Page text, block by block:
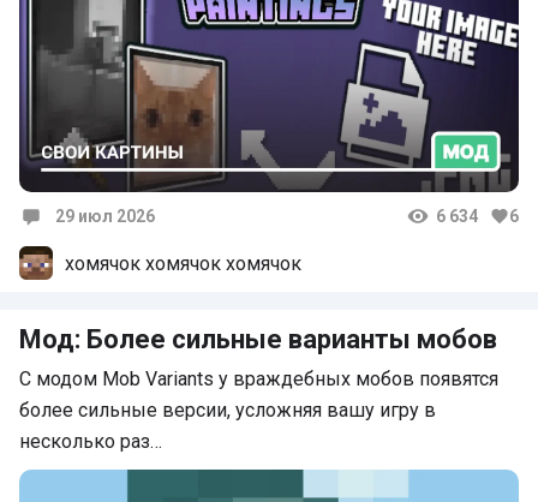
29 июл 2026 6 634 6
хомячок хомячок хомячок
Мод: Более сильные варианты мобов
С модом Mob Variants у враждебных мобов появятся
более сильные версии, усложняя вашу игру в
несколько раз…